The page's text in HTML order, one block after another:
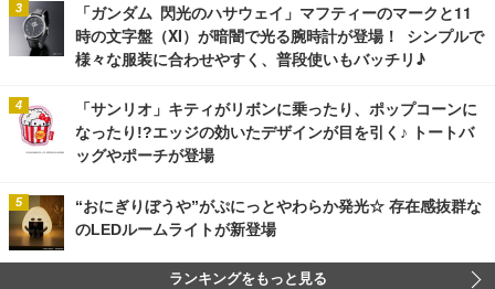
「ガンダム 閃光のハサウェイ」マフティーのマークと11
時の文字盤（XI）が暗闇で光る腕時計が登場！ シンプルで
様々な服装に合わせやすく、普段使いもバッチリ♪
「サンリオ」キティがリボンに乗ったり、ポップコーンに
なったり!?エッジの効いたデザインが目を引く♪ トートバ
ッグやポーチが登場
“おにぎりぼうや”がぷにっとやわらか発光☆ 存在感抜群な
のLEDルームライトが新登場
ランキングをもっと見る